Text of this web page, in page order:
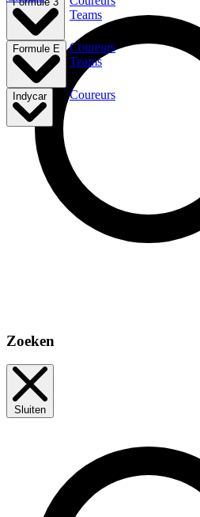
Teams
Formule E
Coureurs
Teams
Indycar Coureurs
Zoeken
Sluiten